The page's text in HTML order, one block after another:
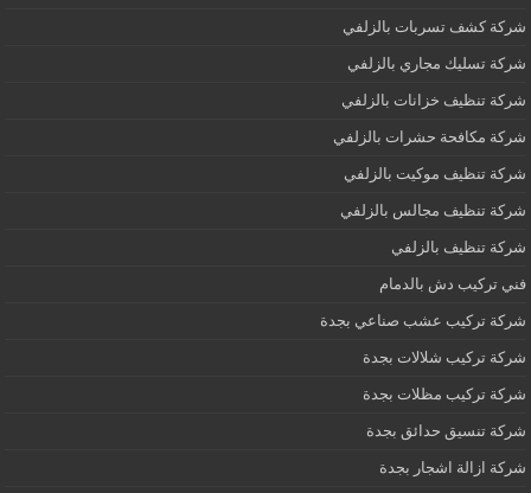
شركة كشف تسربات بالزلفي
شركة تسليك مجاري بالزلفي
شركة تنظيف خزانات بالزلفي
شركة مكافحة حشرات بالزلفي
شركة تنظيف موكيت بالزلفي
شركة تنظيف مجالس بالزلفي
شركة تنظيف بالزلفي
فني تركيب دش بالدمام
شركة تركيب عشب صناعي بجدة
شركة تركيب شلالات بجدة
شركة تركيب مظلات بجدة
شركة تنسيق حدائق بجدة
شركة ازالة اشجار بجدة